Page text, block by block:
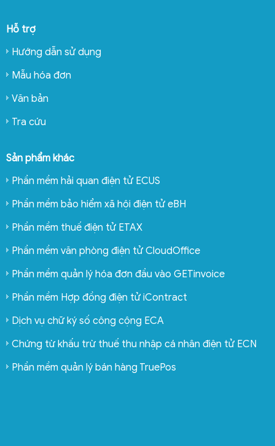
Hỗ trợ
Hướng dẫn sử dụng
Mẫu hóa đơn
Văn bản
Tra cứu
Sản phẩm khác
Phần mềm hải quan điện tử ECUS
Phần mềm bảo hiểm xã hội điện tử eBH
Phần mềm thuế điện tử ETAX
Phần mềm văn phòng điện tử CloudOffice
Phần mềm quản lý hóa đơn đầu vào GETinvoice
Phần mềm Hợp đồng điện tử iContract
Dịch vụ chữ ký số công cộng ECA
Chứng từ khấu trừ thuế thu nhập cá nhân điện tử ECN
Phần mềm quản lý bán hàng TruePos